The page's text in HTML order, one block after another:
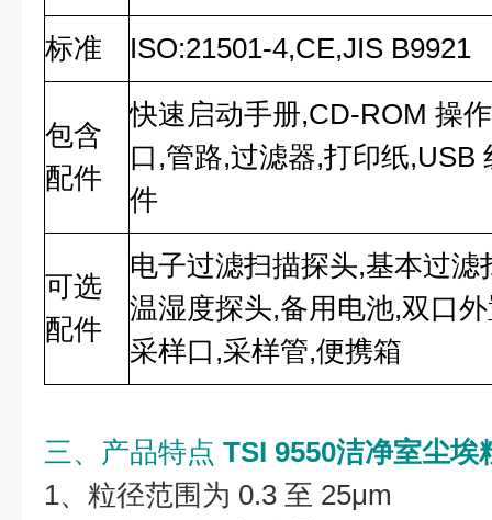
标准 ISO:21501-4,CE,JIS B9921
包含
配件
快速启动手册,CD-ROM 操
口,管路,过滤器,打印纸,USB
件
可选
配件
电子过滤扫描探头,基本过
温湿度探头,备用电池,双口
采样口,采样管,便携箱
三、产品特点 TSI 9550洁净室尘埃
1、粒径范围为 0.3 至 25μm